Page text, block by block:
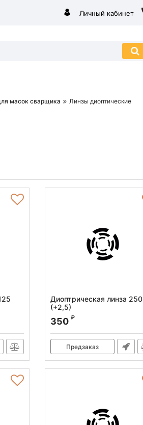
Личный кабинет
масок сварщика Линзы диоптические
Диоптрическая линза 250
(+2,5)
Артикул:
350 ₽
Предзаказ